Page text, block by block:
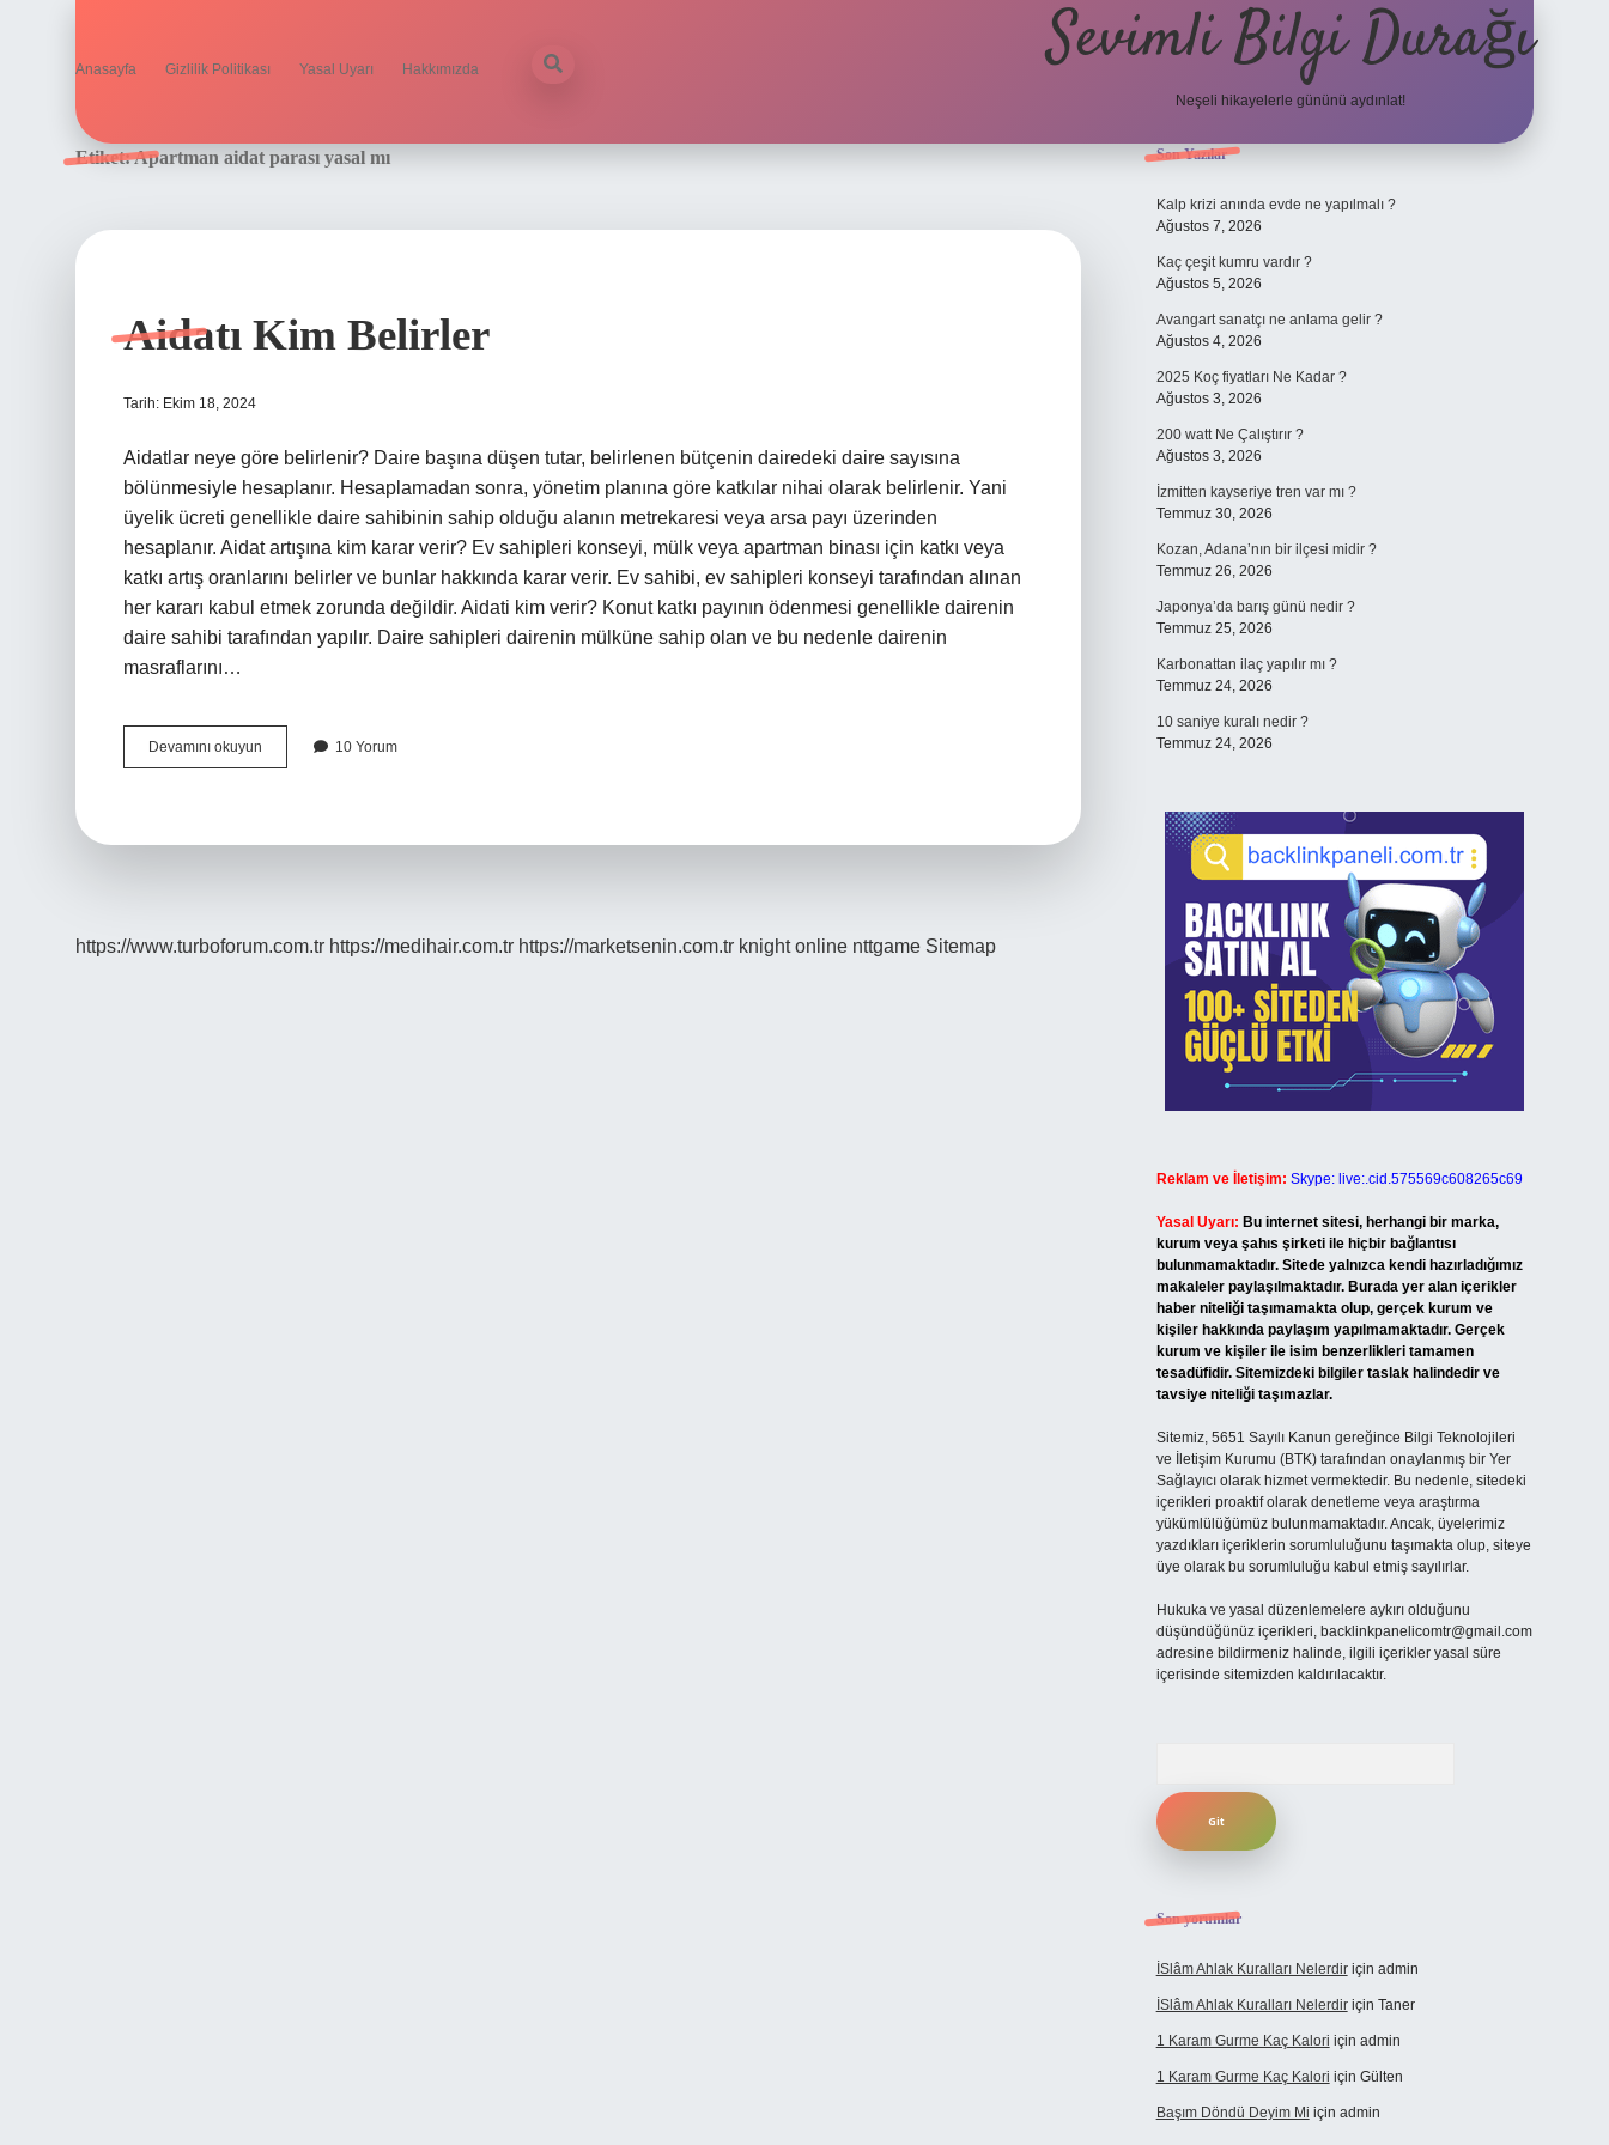
Anasayfa Gizlilik Politikası Yasal Uyarı Hakkımızda Sevimli Bilgi Durağı
Neşeli hikayelerle gününü aydınlat!
Etiket:Apartman aidat parası yasal mı
Aidatı Kim Belirler
Tarih: Ekim 18, 2024
Aidatlar neye göre belirlenir? Daire başına düşen tutar, belirlenen bütçenin dairedeki daire sayısına
bölünmesiyle hesaplanır. Hesaplamadan sonra, yönetim planına göre katkılar nihai olarak belirlenir. Yani
üyelik ücreti genellikle daire sahibinin sahip olduğu alanın metrekaresi veya arsa payı üzerinden
hesaplanır. Aidat artışına kim karar verir? Ev sahipleri konseyi, mülk veya apartman binası için katkı veya
katkı artış oranlarını belirler ve bunlar hakkında karar verir. Ev sahibi, ev sahipleri konseyi tarafından alınan
her kararı kabul etmek zorunda değildir. Aidati kim verir? Konut katkı payının ödenmesi genellikle dairenin
daire sahibi tarafından yapılır. Daire sahipleri dairenin mülküne sahip olan ve bu nedenle dairenin
masraflarını…
Devamını okuyun
Kim
10 Yorum
https://www.turboforum.com.tr https://medihair.com.tr https://marketsenin.com.tr knight online nttgame Sitemap
Sidebar
Son Yazılar
Kalp krizi anında evde ne yapılmalı ?
Ağustos 7, 2026
Kaç çeşit kumru vardır ?
Ağustos 5, 2026
Avangart sanatçı ne anlama gelir ?
Ağustos 4, 2026
2025 Koç fiyatları Ne Kadar ?
Ağustos 3, 2026
200 watt Ne Çalıştırır ?
Ağustos 3, 2026
İzmitten kayseriye tren var mı ?
Temmuz 30, 2026
Kozan, Adana’nın bir ilçesi midir ?
Temmuz 26, 2026
Japonya’da barış günü nedir ?
Temmuz 25, 2026
Karbonattan ilaç yapılır mı ?
Temmuz 24, 2026
10 saniye kuralı nedir ?
Temmuz 24, 2026
Reklam ve İletişim: Skype: live:.cid.575569c608265c69
Yasal Uyarı: Bu internet sitesi, herhangi bir marka,
kurum veya şahıs şirketi ile hiçbir bağlantısı
bulunmamaktadır. Sitede yalnızca kendi hazırladığımız
makaleler paylaşılmaktadır. Burada yer alan içerikler
haber niteliği taşımamakta olup, gerçek kurum ve
kişiler hakkında paylaşım yapılmamaktadır. Gerçek
kurum ve kişiler ile isim benzerlikleri tamamen
tesadüfidir. Sitemizdeki bilgiler taslak halindedir ve
tavsiye niteliği taşımazlar.
Sitemiz, 5651 Sayılı Kanun gereğince Bilgi Teknolojileri
ve İletişim Kurumu (BTK) tarafından onaylanmış bir Yer
Sağlayıcı olarak hizmet vermektedir. Bu nedenle, sitedeki
içerikleri proaktif olarak denetleme veya araştırma
yükümlülüğümüz bulunmamaktadır. Ancak, üyelerimiz
yazdıkları içeriklerin sorumluluğunu taşımakta olup, siteye
üye olarak bu sorumluluğu kabul etmiş sayılırlar.
Hukuka ve yasal düzenlemelere aykırı olduğunu
düşündüğünüz içerikleri, backlinkpanelicomtr@gmail.com
adresine bildirmeniz halinde, ilgili içerikler yasal süre
içerisinde sitemizden kaldırılacaktır.
Son yorumlar
İSlâm Ahlak Kuralları Nelerdiriçin admin
İSlâm Ahlak Kuralları Nelerdiriçin Taner
1 Karam Gurme Kaç Kalori için admin
1 Karam Gurme Kaç Kalori için Gülten
Başım Döndü Deyim Mi için admin